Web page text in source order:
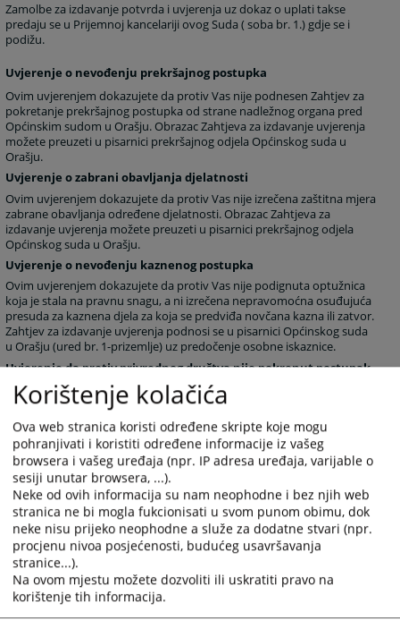
Zamolbe za izdavanje potvrda i uvjerenja uz dokaz o uplati takse
predaju se u Prijemnoj kancelariji ovog Suda ( soba br. 1.) gdje se i
podižu.
Uvjerenje o nevođenju prekršajnog postupka
Ovim uvjerenjem dokazujete da protiv Vas nije podnesen Zahtjev za
pokretanje prekršajnog postupka od strane nadležnog organa pred
Općinskim sudom u Orašju. Obrazac Zahtjeva za izdavanje uvjerenja
možete preuzeti u pisarnici prekršajnog odjela Općinskog suda u
Orašju.
Uvjerenje o zabrani obavljanja djelatnosti
Ovim uvjerenjem dokazujete da protiv Vas nije izrečena zaštitna mjera
zabrane obavljanja određene djelatnosti. Obrazac Zahtjeva za
izdavanje uvjerenja možete preuzeti u pisarnici prekršajnog odjela
Općinskog suda u Orašju.
Uvjerenje o nevođenju kaznenog postupka
Ovim uvjerenjem dokazujete da protiv Vas nije podignuta optužnica
koja je stala na pravnu snagu, a ni izrečena nepravomoćna osuđujuća
presuda za kaznena djela za koja se predviđa novčana kazna ili zatvor.
Zahtjev za izdavanje uvjerenja podnosi se u pisarnici Općinskog suda
u Orašju (ured br. 1-prizemlje) uz predočenje osobne iskaznice.
Uvjerenje da protiv privrednog društva nije pokrenut postupak
likvidacije niti stečaja
Ova uvjerenja se izdaju u uredu broj 4. Potrebno je podnijeti zahtjev u
pismenom obliku na kome je obvezan pečat firme, nakon što se izvrši
potrebna provjera podataka, uplaćuje se taksa u iznosu od 15,00 KM
na sljedeći broj transakcijskog računa kodUniCredit Bank: Depozitni
račun javnih prihoda Posavskog kantona broj3380002210457121,
vrsta prihoda:722221.
Uvjerenja za sudjelovanje na tenderu
Za sudjelovanje na tenderu sud izdaje uvjerenje da podnosiltelj
zahtjeva nije proglašen krivim za ozbiljan profesionalni prekršaj od
strane nadležnog suda u razdoblju od pet godina koji je prethodio
datumu podnošenja zahtjeva ili ponude.
Za dobijanje uvjerenja potrebno je podnijeti Zahtjev za izdavanja
uvjerenja u pismenom obliku te ga predati u prijemnoj kancelariji
suda.
Korištenje kolačića
Ova web stranica koristi određene skripte koje mogu
pohranjivati i koristiti određene informacije iz vašeg
browsera i vašeg uređaja (npr. IP adresa uređaja, varijable o
sesiji unutar browsera, ...).
Neke od ovih informacija su nam neophodne i bez njih web
stranica ne bi mogla fukcionisati u svom punom obimu, dok
neke nisu prijeko neophodne a služe za dodatne stvari (npr.
procjenu nivoa posjećenosti, budućeg usavršavanja
stranice...).
Na ovom mjestu možete dozvoliti ili uskratiti pravo na
korištenje tih informacija.